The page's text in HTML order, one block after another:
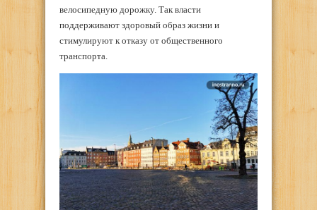
велосипедную дорожку. Так власти
поддерживают здоровый образ жизни и
стимулируют к отказу от общественного
транспорта.